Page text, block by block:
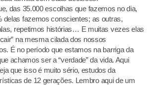
das 35.000 escolhas que fazemos no dia,
delas fazemos conscientes; as outras,
repetimos histórias… E muitas vezes elas
na mesma cilada dos nossos
É no período que estamos na barriga da
achamos ser a “verdade” da vida. Aqui
que isso é muito sério, estudos da
de 12 gerações. Lembro aqui de um